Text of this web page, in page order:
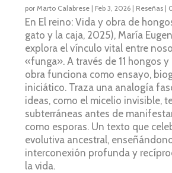
porMarto Calabrese | Feb 3, 2026 | Reseñas |
En El reino: Vida y obra de
gato y la caja, 2025), María
explora el vínculo vital entre
«funga». A través de 11 hongos y
obra funciona como ensayo,
iniciático. Traza una analogía
ideas, como el micelio invisible,
subterráneas antes de
como esporas. Un texto que
evolutiva ancestral,
interconexión profunda y
la vida.